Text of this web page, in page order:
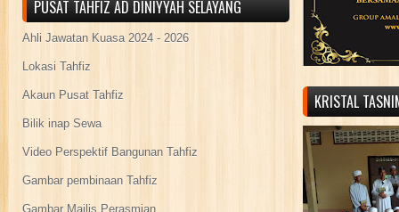
PUSAT TAHFIZ AD DINIYYAH SELAYANG
Ahli Jawatan Kuasa 2024 - 2026
Lokasi Tahfiz
Akaun Pusat Tahfiz
Bilik inap Sewa
Video Perspektif Bangunan Tahfiz
Gambar pembinaan Tahfiz
Gambar Majlis Perasmian
KRISTAL